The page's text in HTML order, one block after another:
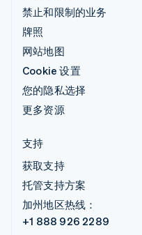
禁止和限制的业务
牌照
网站地图
Cookie 设置
您的隐私选择
更多资源
支持
获取支持
托管支持方案
加州地区热线：
+1 888 926 2289